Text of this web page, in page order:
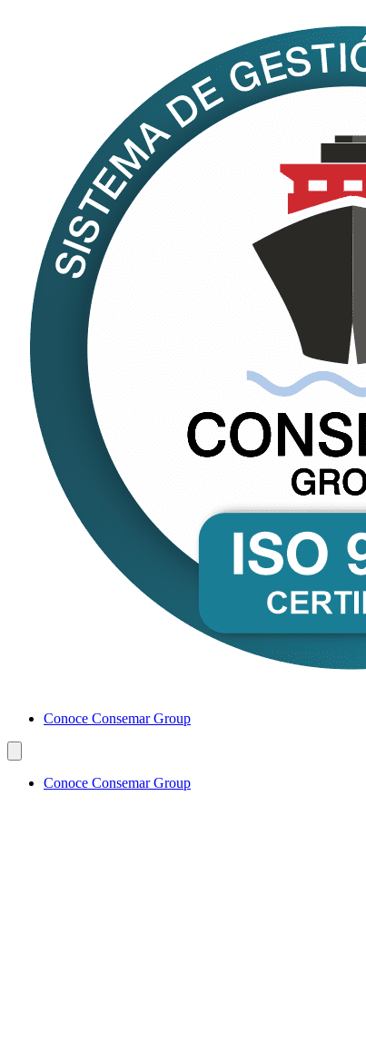
Conoce Consemar Group
Conoce Consemar Group